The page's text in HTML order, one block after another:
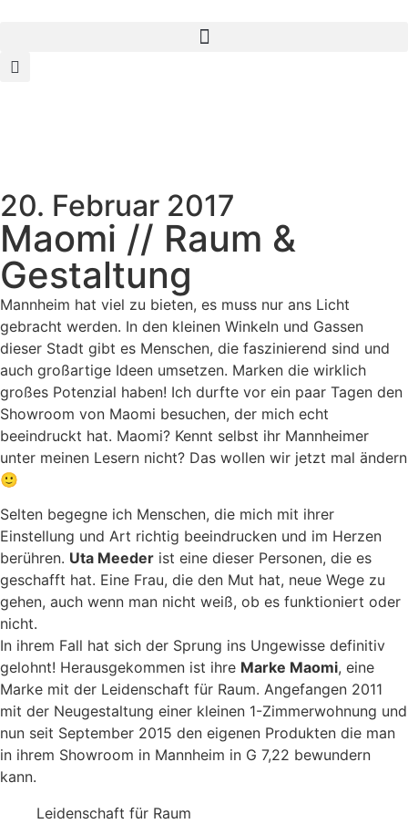
20. Februar 2017
Maomi // Raum &
Gestaltung
Mannheim hat viel zu bieten, es muss nur ans Licht
gebracht werden. In den kleinen Winkeln und Gassen
dieser Stadt gibt es Menschen, die faszinierend sind und
auch großartige Ideen umsetzen. Marken die wirklich
großes Potenzial haben! Ich durfte vor ein paar Tagen den
Showroom von Maomi besuchen, der mich echt
beeindruckt hat. Maomi? Kennt selbst ihr Mannheimer
unter meinen Lesern nicht? Das wollen wir jetzt mal ändern
🙂
Selten begegne ich Menschen, die mich mit ihrer
Einstellung und Art richtig beeindrucken und im Herzen
berühren. Uta Meeder ist eine dieser Personen, die es
geschafft hat. Eine Frau, die den Mut hat, neue Wege zu
gehen, auch wenn man nicht weiß, ob es funktioniert oder
nicht.
In ihrem Fall hat sich der Sprung ins Ungewisse definitiv
gelohnt! Herausgekommen ist ihre Marke Maomi, eine
Marke mit der Leidenschaft für Raum. Angefangen 2011
mit der Neugestaltung einer kleinen 1-Zimmerwohnung und
nun seit September 2015 den eigenen Produkten die man
in ihrem Showroom in Mannheim in G 7,22 bewundern
kann.
Leidenschaft für Raum